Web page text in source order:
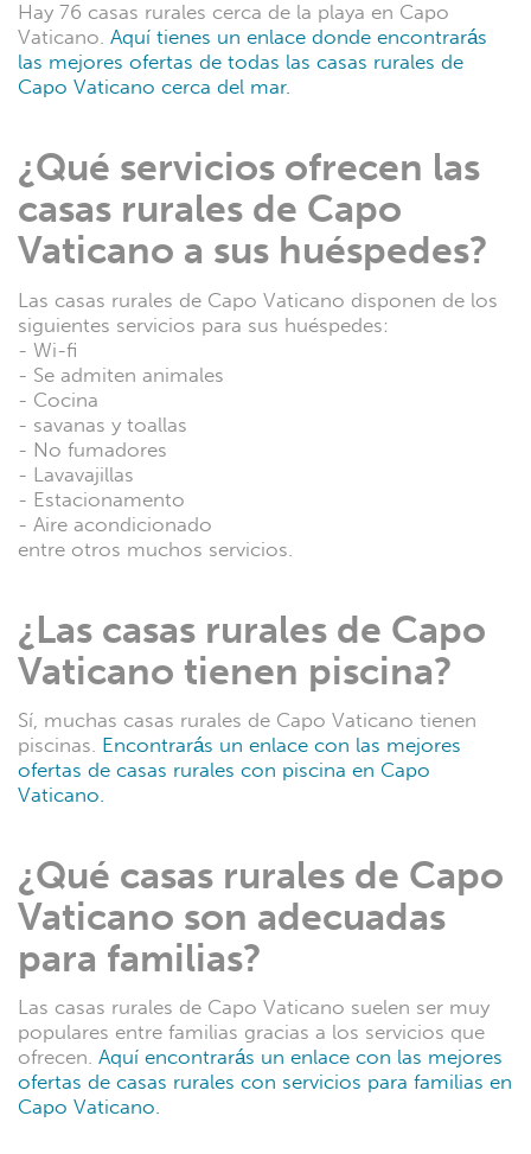
Hay 76 casas rurales cerca de la playa en Capo
Vaticano. Aquí tienes un enlace donde encontrarás
las mejores ofertas de todas las casas rurales de
Capo Vaticano cerca del mar.
¿Qué servicios ofrecen las
casas rurales de Capo
Vaticano a sus huéspedes?
Las casas rurales de Capo Vaticano disponen de los
siguientes servicios para sus huéspedes:
- Wi-fi
- Se admiten animales
- Cocina
- savanas y toallas
- No fumadores
- Lavavajillas
- Estacionamento
- Aire acondicionado
entre otros muchos servicios.
¿Las casas rurales de Capo
Vaticano tienen piscina?
Sí, muchas casas rurales de Capo Vaticano tienen
piscinas. Encontrarás un enlace con las mejores
ofertas de casas rurales con piscina en Capo
Vaticano.
¿Qué casas rurales de Capo
Vaticano son ​​adecuadas
para familias?
Las casas rurales de Capo Vaticano suelen ser muy
populares entre familias gracias a los servicios que
ofrecen. Aquí encontrarás un enlace con las mejores
ofertas de casas rurales con servicios para familias en
Capo Vaticano.